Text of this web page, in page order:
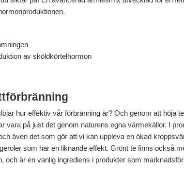
av sköldkörtelhormon
hur effektiv vår förbränning är? Och genom att höja
vara på just det genom naturens egna värmekällor. I
även det som gör att vi kan uppleva en ökad
som har en liknande effekt. Grönt te finns också
och är en vanlig ingrediens i produkter som